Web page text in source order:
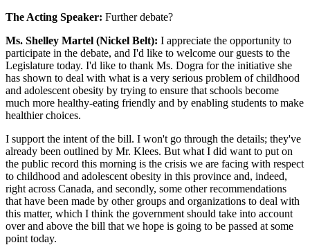
The Acting Speaker: Further debate?
Ms. Shelley Martel (Nickel Belt): I appreciate the opportunity to
participate in the debate, and I'd like to welcome our guests to the
Legislature today. I'd like to thank Ms. Dogra for the initiative she
has shown to deal with what is a very serious problem of childhood
and adolescent obesity by trying to ensure that schools become
much more healthy-eating friendly and by enabling students to make
healthier choices.
I support the intent of the bill. I won't go through the details; they've
already been outlined by Mr. Klees. But what I did want to put on
the public record this morning is the crisis we are facing with respect
to childhood and adolescent obesity in this province and, indeed,
right across Canada, and secondly, some other recommendations
that have been made by other groups and organizations to deal with
this matter, which I think the government should take into account
over and above the bill that we hope is going to be passed at some
point today.